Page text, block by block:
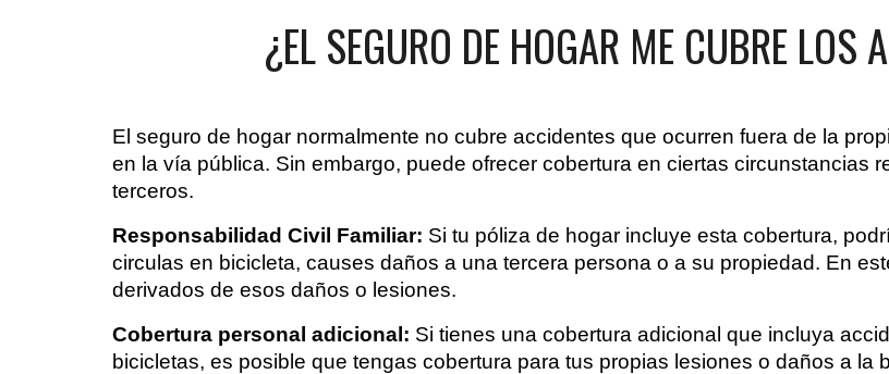
¿EL SEGURO DE HOGAR ME CUBRE LOS
El seguro de hogar normalmente no cubre accidentes que ocurren fuera de la
en la vía pública. Sin embargo, puede ofrecer cobertura en ciertas circunstancias
terceros.
Responsabilidad Civil Familiar: Si tu póliza de hogar incluye esta cobertura,
circulas en bicicleta, causes daños a una tercera persona o a su propiedad. En
derivados de esos daños o lesiones.
Cobertura personal adicional: Si tienes una cobertura adicional que incluya
bicicletas, es posible que tengas cobertura para tus propias lesiones o daños a la